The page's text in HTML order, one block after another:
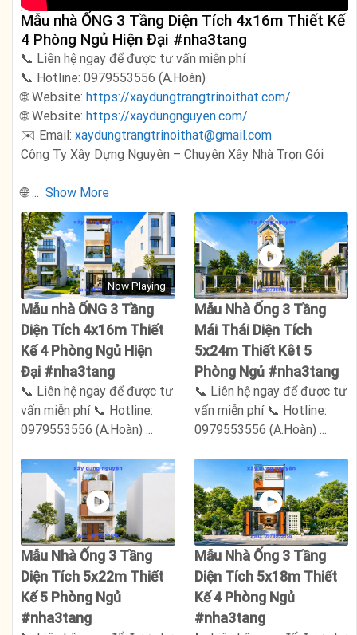
Mẫu nhà ỐNG 3 Tầng Diện Tích 4x16m Thiết Kế
4 Phòng Ngủ Hiện Đại #nha3tang
📞 Liên hệ ngay để được tư vấn miễn phí
📞 Hotline: 0979553556 (A.Hoàn)
🌐 Website: https://xaydungtrangtrinoithat.com/
🌐 Website: https://xaydungnguyen.com/
✉️ Email: xaydungtrangtrinoithat@gmail.com
Công Ty Xây Dựng Nguyên – Chuyên Xây Nhà Trọn Gói
🌐... Show More
Now Playing
Mẫu nhà ỐNG 3 Tầng
Diện Tích 4x16m Thiết
Kế 4 Phòng Ngủ Hiện
Đại #nha3tang
📞 Liên hệ ngay để được tư
vấn miễn phí 📞 Hotline:
0979553556 (A.Hoàn) ...
Mẫu Nhà Ống 3 Tầng
Mái Thái Diện Tích
5x24m Thiết Kêt 5
Phòng Ngủ #nha3tang
📞 Liên hệ ngay để được tư
vấn miễn phí 📞 Hotline:
0979553556 (A.Hoàn) ...
Mẫu Nhà Ống 3 Tầng
Diện Tích 5x22m Thiết
Kế 5 Phòng Ngủ
#nha3tang
Mẫu Nhà Ống 3 Tầng
Diện Tích 5x18m Thiết
Kế 4 Phòng Ngủ
#nha3tang